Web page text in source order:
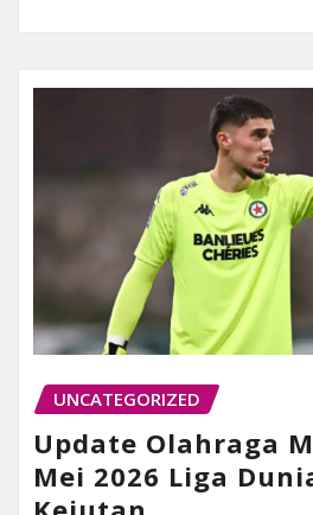
UNCATEGORIZED
Update Olahraga
Mei 2026 Liga